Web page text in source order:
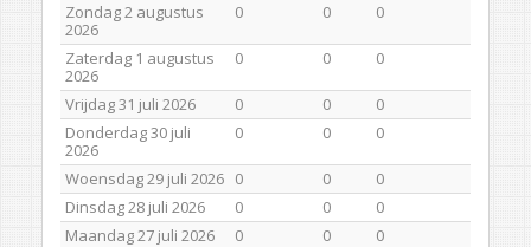
Zondag 2 augustus
2026
0 0 0
Zaterdag 1 augustus
2026
0 0 0
Vrijdag 31 juli 2026 0 0
0
Donderdag 30 juli
2026
0 0 0
Woensdag 29 juli 2026 0 0
0
Dinsdag 28 juli 2026
0 0
0
Maandag 27 juli 2026
0 0
0